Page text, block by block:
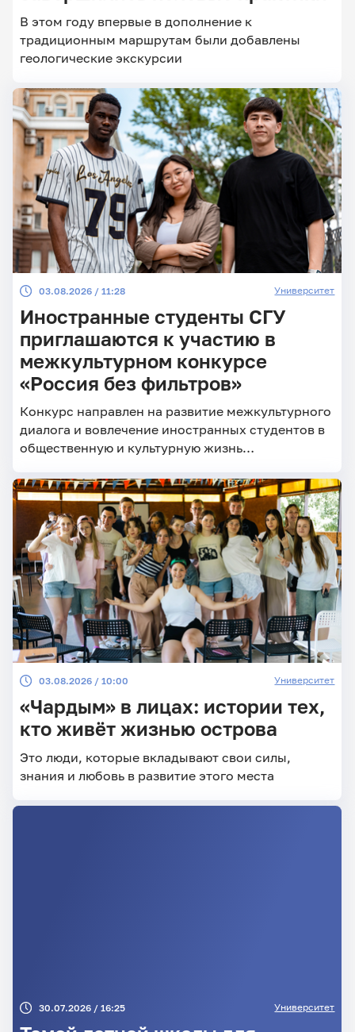
В этом году впервые в дополнение к
традиционным маршрутам были добавлены
геологические экскурсии
03.08.2026 / 11:28 Университет
Иностранные студенты СГУ
приглашаются к участию в
межкультурном конкурсе
«Россия без фильтров»
Конкурс направлен на развитие межкультурного
диалога и вовлечение иностранных студентов в
общественную и культурную жизнь
03.08.2026 / 10:00 Университет
«Чардым» в лицах: истории тех,
кто живёт жизнью острова
Это люди, которые вкладывают свои силы,
знания и любовь в развитие этого места
30.07.2026 / 16:25 Университет